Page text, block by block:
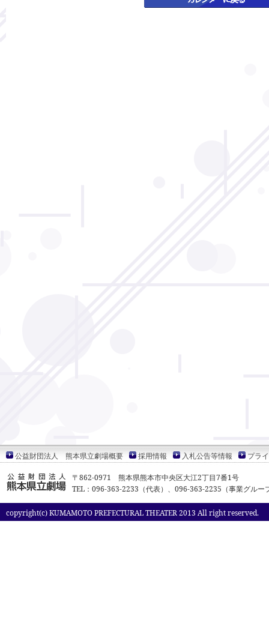
公益財団法人 熊本県立劇場概要 採用情報 入札公告等情報 プラ
〒862-0971 熊本県熊本市中央区大江2丁目7番1号
TEL：096-363-2233（代表）、096-363-2235（事業グル
copyright(c) KUMAMOTO PREFECTURAL THEATER 2013 All right reserved.